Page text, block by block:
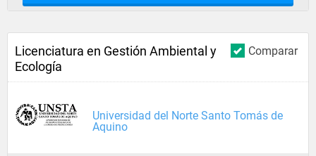
Comparar
Licenciatura en Gestión Ambiental y
Ecología
Universidad del Norte Santo Tomás de
Aquino